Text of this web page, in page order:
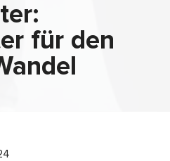
für den